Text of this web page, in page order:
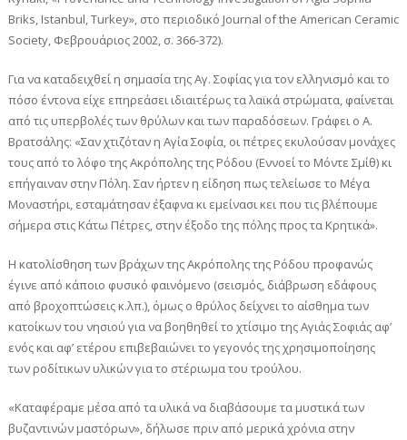
Briks, Istanbul, Turkey», στο περιοδικό Journal of the American Ceramic
Society, Φεβρουάριος 2002, σ. 366-372).
Για να καταδειχθεί η σημασία της Αγ. Σοφίας για τον ελληνισμό και το
πόσο έντονα είχε επηρεάσει ιδιαιτέρως τα λαϊκά στρώματα, φαίνεται
από τις υπερβολές των θρύλων και των παραδόσεων. Γράφει ο Α.
Βρατσάλης: «Σαν χτιζόταν η Αγία Σοφία, οι πέτρες εκυλούσαν μονάχες
τους από το λόφο της Ακρόπολης της Ρόδου (Εννοεί το Μόντε Σμίθ) κι
επήγαιναν στην Πόλη. Σαν ήρτεν η είδηση πως τελείωσε το Μέγα
Μοναστήρι, εσταμάτησαν έξαφνα κι εμείνασι κει που τις βλέπουμε
σήμερα στις Κάτω Πέτρες, στην έξοδο της πόλης προς τα Κρητικά».
Η κατολίσθηση των βράχων της Ακρόπολης της Ρόδου προφανώς
έγινε από κάποιο φυσικό φαινόμενο (σεισμός, διάβρωση εδάφους
από βροχοπτώσεις κ.λπ.), όμως ο θρύλος δείχνει το αίσθημα των
κατοίκων του νησιού για να βοηθηθεί το χτίσιμο της Αγιάς Σοφιάς αφ’
ενός και αφ’ ετέρου επιβεβαιώνει το γεγονός της χρησιμοποίησης
των ροδίτικων υλικών για το στέριωμα του τρούλου.
«Καταφέραμε μέσα από τα υλικά να διαβάσουμε τα μυστικά των
βυζαντινών μαστόρων», δήλωσε πριν από μερικά χρόνια στην